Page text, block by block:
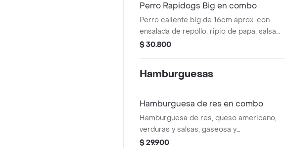
Perro Rapidogs Big en combo
Perro caliente big de 16cm aprox. con
ensalada de repollo, ripio de papa, salsas,
queso y tocineta, acompañado de papas
$ 30.800
Hamburguesas
Hamburguesa de res en combo
Hamburguesa de res, queso americano,
verduras y salsas, gaseosa y
acompañamiento a elección.
$ 29.900